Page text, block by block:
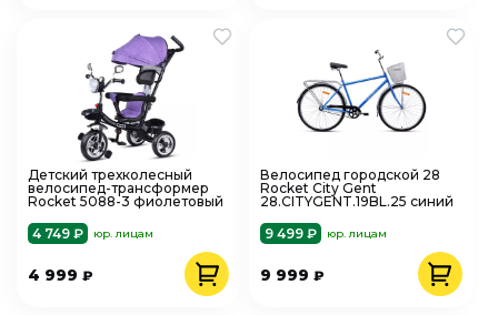
Детский трехколесный
велосипед-трансформер
Rocket 5088-3 фиолетовый
4 749 ₽
юр. лицам
4 999 ₽
Велосипед городской 28
Rocket City Gent
28.CITYGENT.19BL.25 синий
9 499 ₽
юр. лицам
9 999₽